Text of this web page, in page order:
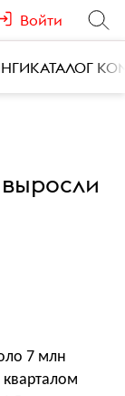
Войти
КАТАЛОГ
7 млн